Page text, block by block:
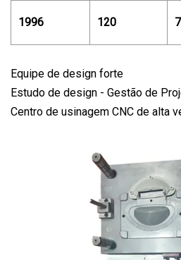
1996 120
Equipe de design forte
Estudo de design - Gestão de
Centro de usinagem CNC de alta